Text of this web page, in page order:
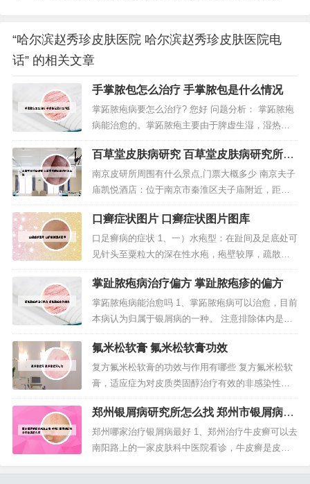
“哈尔滨赵秀珍皮肤医院 哈尔滨赵秀珍皮肤医院电
话” 的相关文章
手掌脓包怎么治疗 手掌脓包是什么情况
掌跖脓疱病要怎么治疗? 您好 问题分析： 掌跖脓疱
病能治愈的。掌跖脓疱主要由于脾虚生湿，湿热内
蕴，或外感湿热邪毒，以致邪毒循经外越蕴于掌跖
而发。 指导建议：治疗以消炎抗病毒为主，例如口
服泛昔洛韦片、万乃洛韦、强的松或涂阿昔洛韦软
膏治疗。病情分析： 掌跖脓疱病是一种慢性疾病
的，建议采用中西医结合的方法...
百草堂皮肤病研究 百草堂皮肤病研究所怎
么样
南京皮研所周围有什么景点,门票大概多少 南京夫子
庙凯悦酒店：位于南京市秦淮区夫子庙附近，距离
南京皮研所约5公里，是一家五星级酒店。江苏省南
京市秦淮区建康路。根据查询百度地图得知：南京
皮研所在江苏省南京市秦淮区建康路，叫做南京肤
康皮肤病研究所，成立于2015年01月23日。根据我
的亲身体验，我推荐的南...
口癣症状图片 口癣症状图片图库
口足癣病的症状 1、一）水疱型：在趾间及足底处可
见针头至粟粒大的深在性水疱，疱壁较厚，疏散或
密集分布，邻近皮疹可融合，形成较大水疱。疱液
自然吸收、干燥后转为鳞屑。（二）趾间糜烂型：
惯发于趾间，患处潮湿而多汗。2、鸡的脚气，准确
说应该是脚气病。这和我们平常所说的脚气是完全
不同的。脚气病是缺乏维生素B1...
掌趾脓疱病治疗偏方 掌趾脓疱疹的偏方
掌跖脓疱病能治愈吗 1、掌跖脓疱病可以治愈，目前
本病认为归属于银屑病的一种。 注意排除体内是否
镶有金属制品，与发病有一定关系，如避孕环、金
属牙、或其他金属填充物，应尽快去除，可促进皮
疹恢复。2、以后表皮下方仅有水疱脓疱发生，缓解
期长短不一，各种外界刺激（如肥皂洗剂，外用刺
激性药物，夏季出汗增多），经...
氟米松软膏 氟米松软膏功效
复方氟米松软膏的功效与作用有哪些 复方氟米松软
膏，适应症为对皮质类固醇治疗有效的非感染性炎
症性皮肤病，尤其是和角化过度症有关的皮肤病，
如：脂溢性皮炎、接触性皮炎、异位性皮炎、局限
性神经性皮炎、寻常型银屑病、扁平苔癣以及掌跖
角化过度症。复方氟米松软膏可以治疗狗狗的皮肤
郑州银屑病研究所怎么找 郑州市银屑病研
究会所看病怎么样
郑州哪家治疗银屑病最好 1、郑州治疗牛皮癣可以去
南阳路上的一家皮肤科中医院看诊，牛皮癣是皮肤